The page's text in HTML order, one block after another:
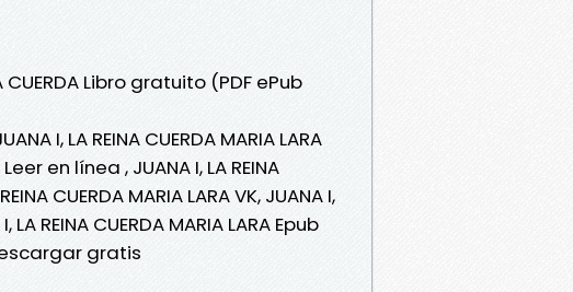
Libro gratuito (PDF ePub
I, LA REINA CUERDA MARIA LARA
Leer en línea , JUANA I, LA REINA
CUERDA MARIA LARA VK, JUANA I,
LA REINA CUERDA MARIA LARA Epub
Descargar gratis